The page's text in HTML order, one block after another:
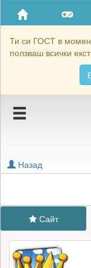
Ти си ГОСТ в
ползваш всички
Приятели
Хронология на
Подаръците на
Картичките на
Блокирай Tzokev
Назад
Сайт